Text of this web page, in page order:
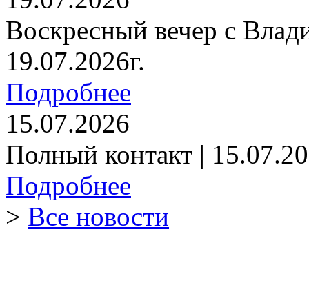
Воскресный вечер с
19.07.2026г.
Подробнее
15.07.2026
Полный контакт |
Подробнее
> Все новости